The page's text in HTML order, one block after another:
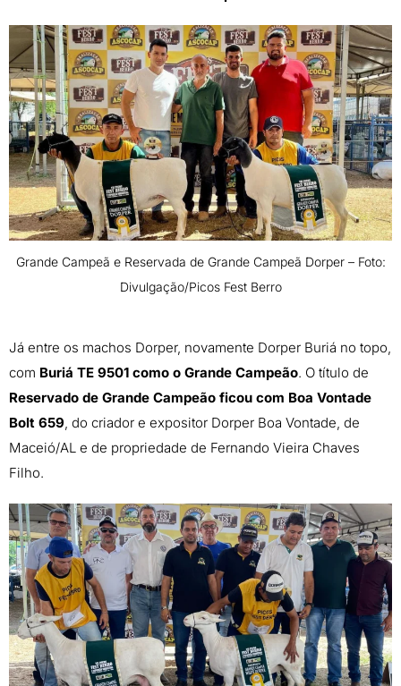
Grande Campeã e Reservada de Grande Campeã Dorper – Foto:
Divulgação/Picos Fest Berro
Já entre os machos Dorper, novamente Dorper Buriá no topo,
com Buriá TE 9501 como o Grande Campeão. O título de
Reservado de Grande Campeão ficou com Boa Vontade
Bolt 659, do criador e expositor Dorper Boa Vontade, de
Maceió/AL e de propriedade de Fernando Vieira Chaves
Filho.